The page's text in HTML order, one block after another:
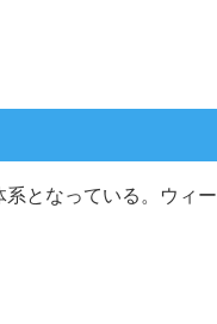
となっている。ウィー